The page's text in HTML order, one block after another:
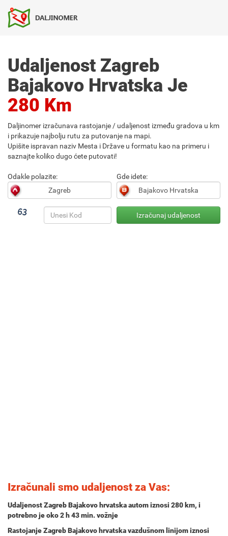
Udaljenost Zagreb
Bajakovo Hrvatska Je
280 Km
Daljinomer izračunava rastojanje / udaljenost između gradova u km
i prikazuje najbolju rutu za putovanje na mapi.
Upišite ispravan naziv Mesta i Države u formatu kao na primeru i
saznajte koliko dugo ćete putovati!
Odakle polazite: Gde idete:
Izračunali smo udaljenost za Vas:
Udaljenost Zagreb Bajakovo hrvatska autom iznosi 280 km, i
potrebno je oko2 h 43 min.vožnje
Rastojanje Zagreb Bajakovo hrvatska vazdušnom linijom iznosi